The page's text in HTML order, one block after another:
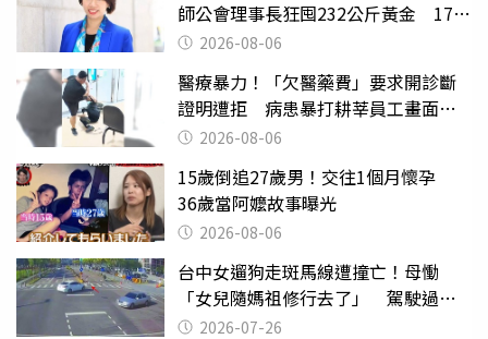
師公會理事長狂囤232公斤黃金 17人
遭起訴
2026-08-06
醫療暴力！「欠醫藥費」要求開診斷
證明遭拒 病患暴打耕莘員工畫面曝
光 2026-08-06
15歲倒追27歲男！交往1個月懷孕
36歲當阿嬤故事曝光
2026-08-06
台中女遛狗走斑馬線遭撞亡！母慟
「女兒隨媽祖修行去了」 駕駛過失
致死判9月
2026-07-26